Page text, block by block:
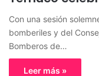
Con una sesión
bomberiles y del
Bomberos de…
Leer más »